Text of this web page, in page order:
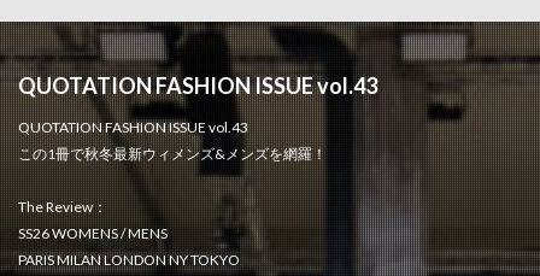
QUOTATION FASHION ISSUE vol.43
QUOTATION FASHION ISSUE vol.43
この1冊で秋冬最新ウィメンズ&メンズを網羅！
The Review：
SS26 WOMENS / MENS
PARIS MILAN LONDON NY TOKYO